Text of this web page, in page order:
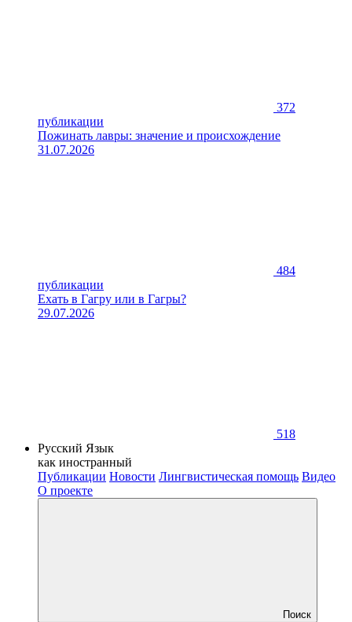
372
публикации
Пожинать лавры: значение и происхождение
31.07.2026
484
публикации
Ехать в Гагру или в Гагры?
29.07.2026
518
Русский Язык
как иностранный
Публикации Новости Лингвистическая помощь Видео
О проекте
Поиск